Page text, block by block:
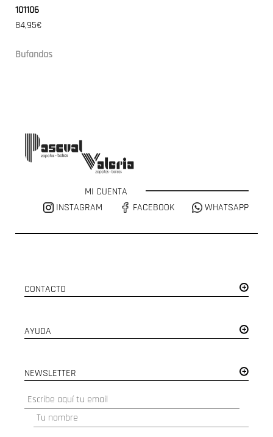
101106
84,95€
Bufandas
MI CUENTA
INSTAGRAM
FACEBOOK WHATSAPP
CONTACTO
AYUDA
NEWSLETTER